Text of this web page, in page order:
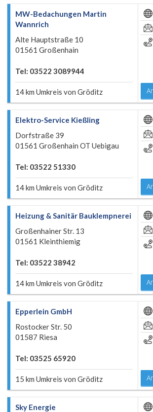
MW-Bedachungen Martin
Wannrich
Alte Hauptstraße 10
01561 Großenhain
Tel: 03522 3089944
14 km Umkreis von Gröditz
Elektro-Service Kießling
Dorfstraße 39
01561 Großenhain OT Uebigau
Tel: 03522 51330
14 km Umkreis von Gröditz
Heizung & Sanitär Bauklempnerei
Großenhainer Str. 13
01561 Kleinthiemig
Tel: 03522 38942
14 km Umkreis von Gröditz
Epperlein GmbH
Rostocker Str. 50
01587 Riesa
Tel: 03525 65920
15 km Umkreis von Gröditz
Sky Energie